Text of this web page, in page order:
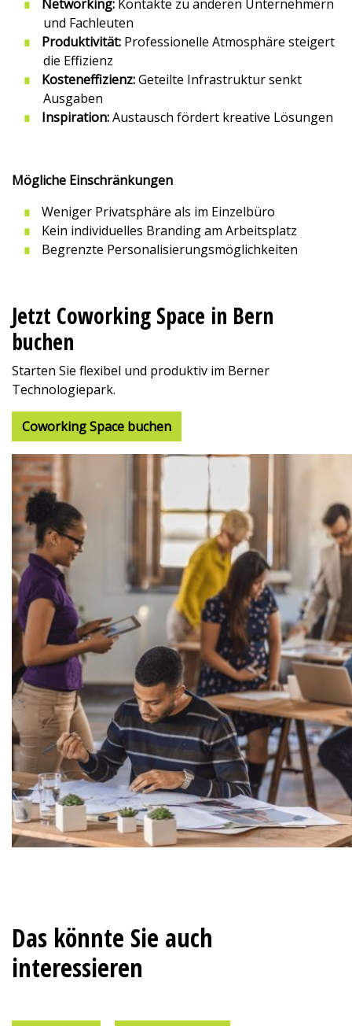
Networking: Kontakte zu anderen Unternehmern
und Fachleuten
Produktivität: Professionelle Atmosphäre steigert
die Effizienz
Kosteneffizienz:Geteilte Infrastruktur senkt
Ausgaben
Inspiration:Austausch fördert kreative Lösungen
Mögliche Einschränkungen
Weniger Privatsphäre als im Einzelbüro
Kein individuelles Branding am Arbeitsplatz
Begrenzte Personalisierungsmöglichkeiten
Jetzt Coworking Space in Bern
buchen
Starten Sie flexibel und produktiv im Berner
Technologiepark.
Coworking Space buchen
Das könnte Sie auch
interessieren